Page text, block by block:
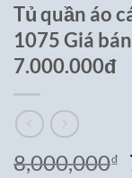
Tủ quần áo
1075 Giá
7.000.000đ
8,000,000₫